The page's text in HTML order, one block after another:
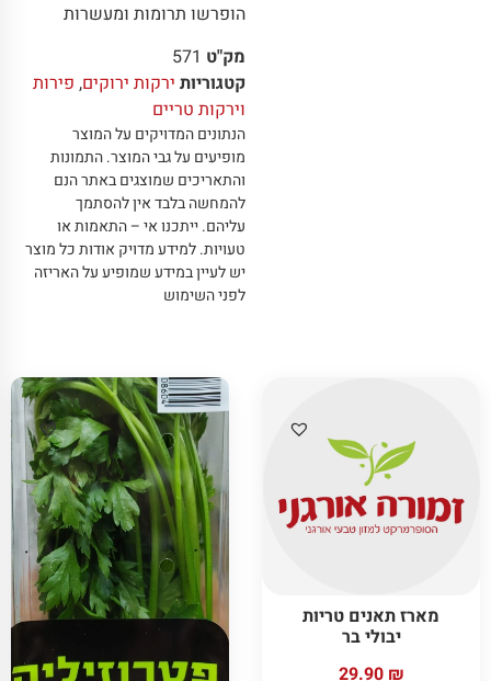
הופרשו תרומות ומעשרות
מק"ט 571
קטגוריות ירקות ירוקים, פירות
וירקות טריים
הנתונים המדויקים על המוצר
מופיעים על גבי המוצר.התמונות
והתאריכים שמוצגים באתר הנם
להמחשה בלבד אין להסתמך
עליהם.ייתכנו אי – התאמות או
טעויות.למידע מדויק אודות כל מוצר
יש לעיין במידע שמופיע על האריזה
לפני השימוש
מארז תאנים טריות
יבולי בר
29.90 ₪